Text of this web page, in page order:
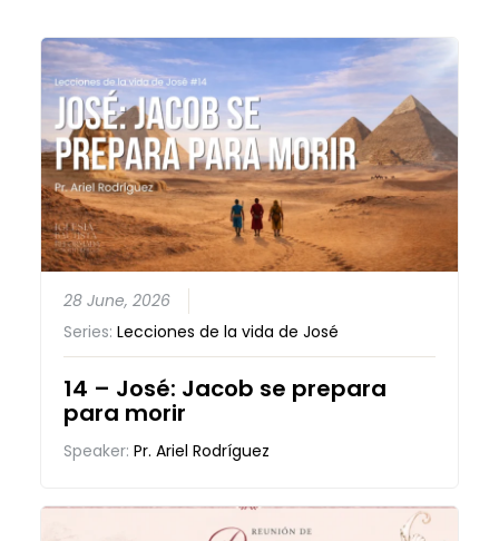
28 June, 2026
Series:Lecciones de la vida de José
14 – José: Jacob se prepara
para morir
Speaker:Pr. Ariel Rodríguez